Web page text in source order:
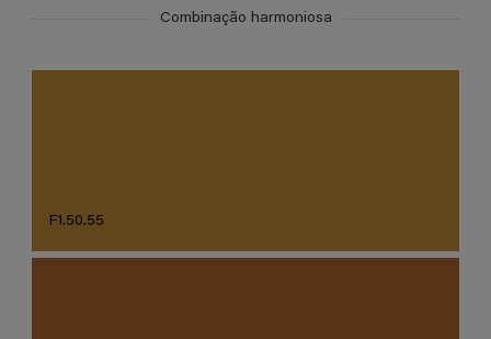
Combinação harmoniosa
F1.50.55